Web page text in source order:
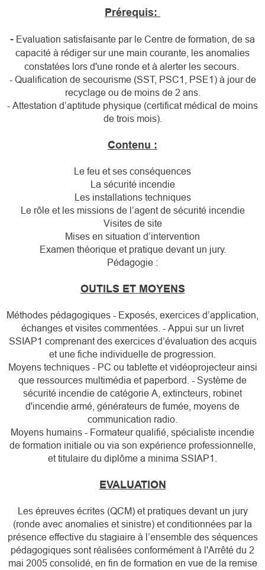
Prérequis:
- Evaluation satisfaisante par le Centre de formation, de sa
capacité à rédiger sur une main courante, les anomalies
constatées lors d'une ronde et à alerter les secours.
- Qualification de secourisme (SST, PSC1, PSE1) à jour de
recyclage ou de moins de 2 ans.
- Attestation d’aptitude physique (certificat médical de moins
de trois mois).
Contenu :
Le feu et ses conséquences
La sécurité incendie
Les installations techniques
Le rôle et les missions de l’agent de sécurité incendie
Visites de site
Mises en situation d’intervention
Examen théorique et pratique devant un jury.
Pédagogie :
OUTILS ET MOYENS
Méthodes pédagogiques - Exposés, exercices d’application,
échanges et visites commentées. - Appui sur un livret
SSIAP1 comprenant des exercices d’évaluation des acquis
et une fiche individuelle de progression.
Moyens techniques - PC ou tablette et vidéoprojecteur ainsi
que ressources multimédia et paperbord. - Système de
sécurité incendie de catégorie A, extincteurs, robinet
d'incendie armé, générateurs de fumée, moyens de
communication radio.
Moyens humains - Formateur qualifié, spécialiste incendie
de formation initiale ou via son expérience professionnelle,
et titulaire du diplôme a minima SSIAP1.
EVALUATION
Les épreuves écrites (QCM) et pratiques devant un jury
(ronde avec anomalies et sinistre) et conditionnées par la
présence effective du stagiaire à l’ensemble des séquences
pédagogiques sont réalisées conformément à l'Arrêté du 2
mai 2005 consolidé, en fin de formation en vue de la remise